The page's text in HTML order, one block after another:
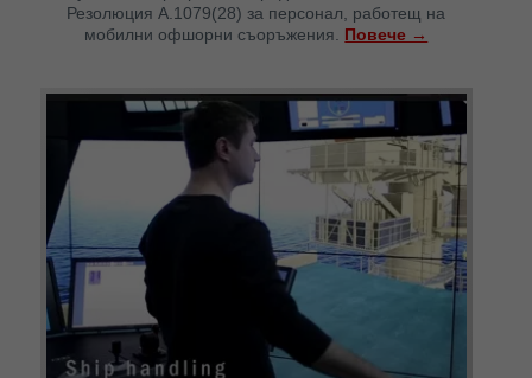
Резолюция A.1079(28) за персонал, работещ на
мобилни офшорни съоръжения. Повече →